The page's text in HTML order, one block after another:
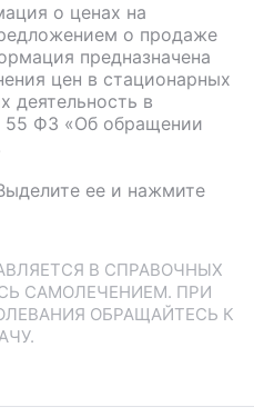
о ценах на
о продаже
предназначена
цен в стационарных
деятельность в
55 ФЗ «Об обращении
ее и нажмите
В СПРАВОЧНЫХ
САМОЛЕЧЕНИЕМ. ПРИ
ОБРАЩАЙТЕСЬ К